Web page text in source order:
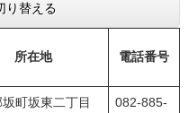
り替える
所在地 電話番号
町坂東二丁目
082-885-